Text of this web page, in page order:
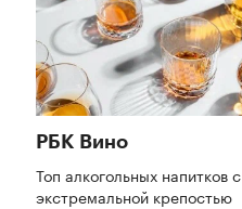
РБК Вино
Топ алкогольных напитков с
экстремальной крепостью